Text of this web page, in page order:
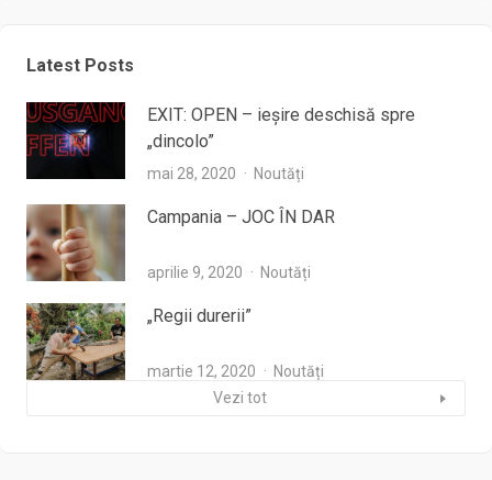
Latest Posts
EXIT: OPEN – ieşire deschisă spre
„dincolo”
mai 28, 2020 Noutăți
Campania – JOC ÎN DAR
aprilie 9, 2020 Noutăți
„Regii durerii”
martie 12, 2020
Noutăți
Vezi tot